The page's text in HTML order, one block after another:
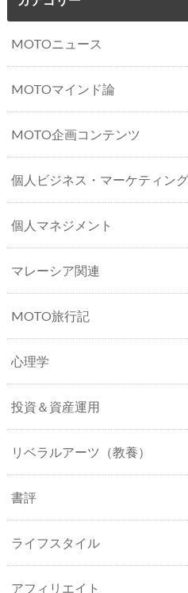
MOTOニュース
MOTOマインド論
MOTO企画コンテンツ
個人ビジネス・マーケティング
個人マネジメント
マレーシア関連
MOTO旅行記
心理学
投資＆資産運用
リベラルアーツ（教養）
書評
ライフスタイル
アフィリエイト